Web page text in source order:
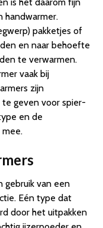
handwarmer.
pakketjes of
en naar behoefte
te verwarmen.
vaak bij
zijn
geven voor spier-
en de
gebruik van een
Eén type dat
door het uitpakken